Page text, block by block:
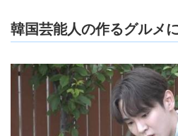
韓国芸能人の作るグルメ